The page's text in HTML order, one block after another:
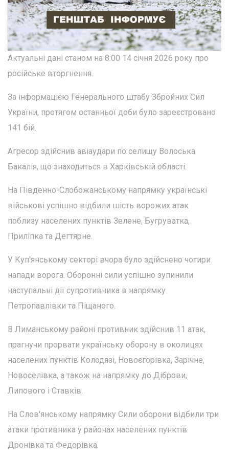
Актуальні дані станом на 8:00 14 січня 2026 року про
російське вторгнення.
За інформацією Генерального штабу Збройних Сил
України, протягом останньої доби було зареєстровано
141 бій.
Агресор здійснив авіаудари по селищу Волоська
Бакалія, що знаходиться в Харківській області.
На Південно-Слобожанському напрямку українські
військові успішно відбили шість ворожих атак
поблизу населених пунктів Зелене, Бугруватка,
Приліпка та Дегтярне.
У Куп'янському секторі вчора було здійснено чотири
напади ворога. Оборонні сили успішно зупинили
наступальні дії супротивника в напрямку
Петропавлівки та Піщаного.
В Лиманському районі противник здійснив 11 атак,
прагнучи прорвати українську оборону в околицях
населених пунктів Колодязі, Новоєгорівка, Зарічне,
Новоселівка, а також на напрямку до Діброви,
Липового і Ставків.
На Слов'янському напрямку Сили оборони відбили три
атаки противника у районах населених пунктів
Дронівка та Федорівка.